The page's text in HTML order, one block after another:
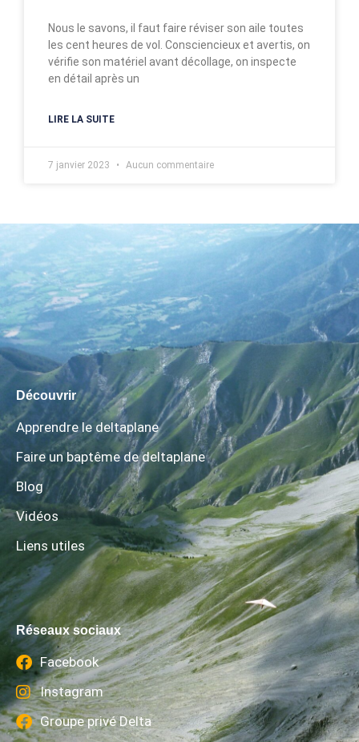
Nous le savons, il faut faire réviser son aile toutes
les cent heures de vol. Consciencieux et avertis, on
vérifie son matériel avant décollage, on inspecte
en détail après un
LIRE LA SUITE
7 janvier 2023 Aucun commentaire
Découvrir
Apprendre le deltaplane
Faire un baptême de deltaplane
Blog
Vidéos
Liens utiles
Réseaux sociaux
Facebook
Instagram
Groupe privé Delta